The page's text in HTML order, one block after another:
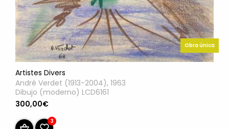
Obra única
Artistes Divers
André Verdet (1913-2004), 1963
Dibujo (moderno) LCD6161
300,00€
3